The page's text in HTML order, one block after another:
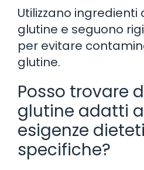
Utilizzano ingredienti
glutine e seguono
per evitare
glutine.
Posso trovare
glutine adatti
esigenze
specifiche?